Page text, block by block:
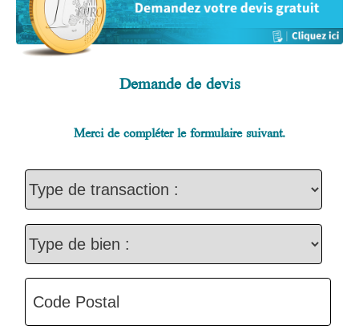
Demande de devis
Merci de compléter le formulaire suivant.